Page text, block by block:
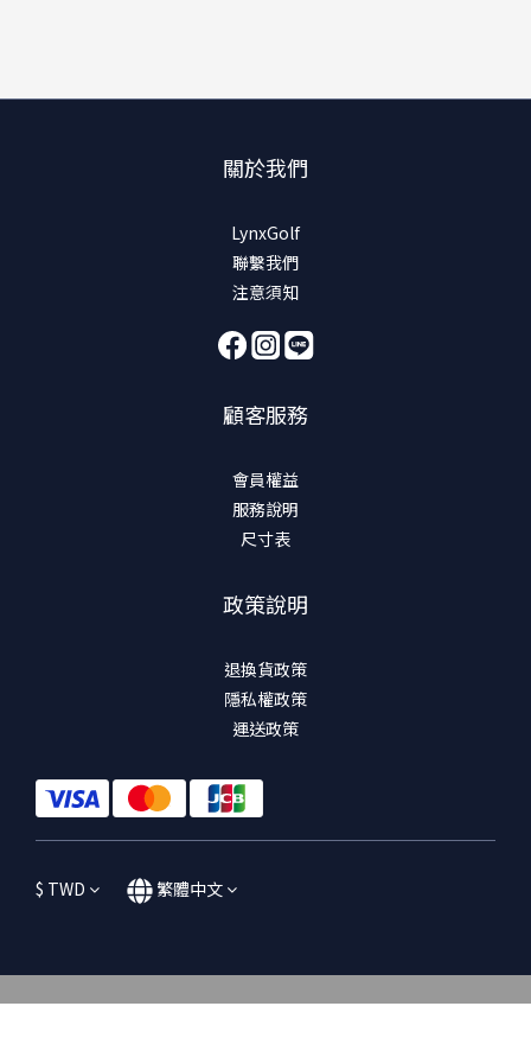
關於我們
LynxGolf
聯繫我們
注意須知
顧客服務
會員權益
服務說明
尺寸表
政策說明
退換貨政策
隱私權政策
運送政策
$ TWD 繁體中文